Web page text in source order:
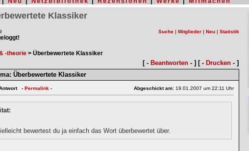
Klassiker
Suche | Mitglieder | Neu | Statistik
-theorie > Überbewertete Klassiker
[ - Beantworten - ] [ - Drucken - ]
Überbewertete Klassiker
- Permalink - Abgeschickt am: 19.01.2007 um 22:11 Uhr
bewertest du ja einfach das Wort überbewertet über.